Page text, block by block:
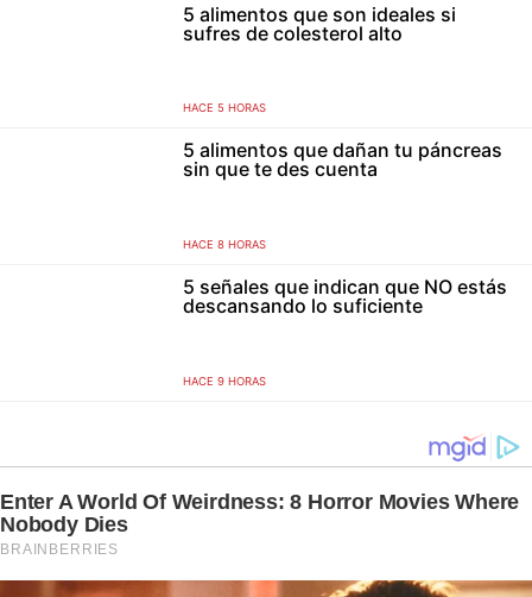
5 alimentos que son ideales si
sufres de colesterol alto
HACE 5 HORAS
5 alimentos que dañan tu páncreas
sin que te des cuenta
HACE 8 HORAS
5 señales que indican que NO estás
descansando lo suficiente
HACE 9 HORAS